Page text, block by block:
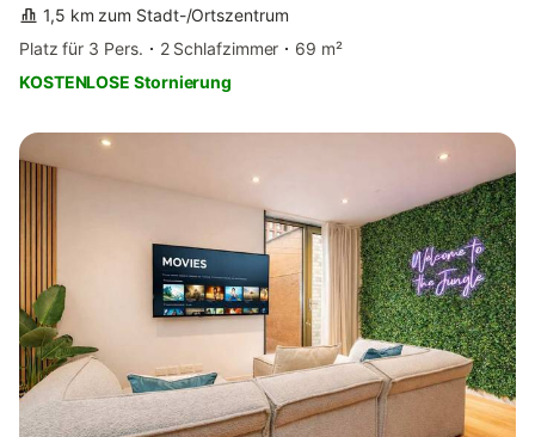
1,5 km zum Stadt-/Ortszentrum
Platz für 3 Pers.
2 Schlafzimmer
69 m²
KOSTENLOSE Stornierung